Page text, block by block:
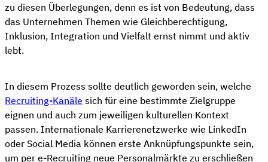
zu diesen Überlegungen, denn es ist von Bedeutung, dass
das Unternehmen Themen wie Gleichberechtigung,
Inklusion, Integration und Vielfalt ernst nimmt und aktiv
lebt.
In diesem Prozess sollte deutlich geworden sein, welche
Recruiting-Kanäle sich für eine bestimmte Zielgruppe
eignen und auch zum jeweiligen kulturellen Kontext
passen. Internationale Karrierenetzwerke wie LinkedIn
oder Social Media können erste Anknüpfungspunkte sein,
um per e-Recruiting neue Personalmärkte zu erschließen